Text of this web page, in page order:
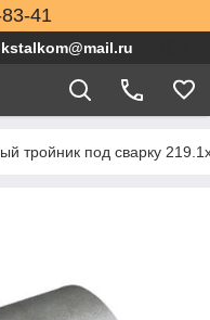
41
тройник под сварку